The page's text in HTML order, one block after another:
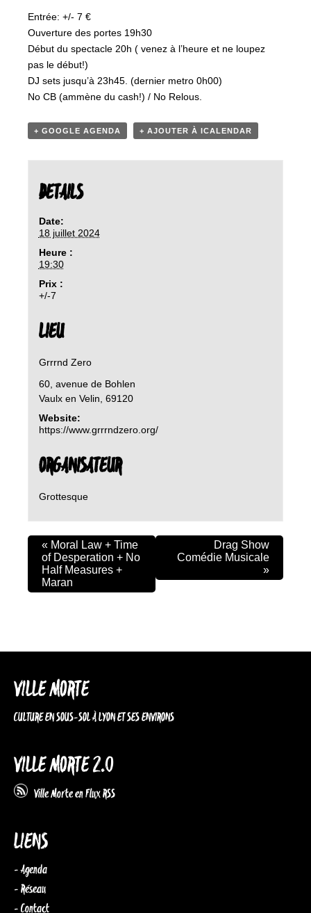
Entrée: +/- 7 €
Ouverture des portes 19h30
Début du spectacle 20h ( venez à l’heure et ne loupez
pas le début!)
DJ sets jusqu’à 23h45. (dernier metro 0h00)
No CB (ammène du cash!) / No Relous.
+ GOOGLE AGENDA + AJOUTER À ICALENDAR
DETAILS
Date:
18 juillet 2024
Heure :
19:30
Prix :
+/-7
LIEU
Grrrnd Zero
60, avenue de Bohlen
Vaulx en Velin 69120
Website:
https://www.grrrndzero.org/
ORGANISATEUR
Grottesque
« Moral Law + Time
of Desperation + No
Half Measures +
Maran
Drag Show
Comédie Musicale
»
VILLE MORTE
CULTURE EN SOUS-SOL À LYON ET SES ENVIRONS
VILLE MORTE 2.0
Ville Morte en Flux RSS
LIENS
- Agenda
- Réseau
- Contact